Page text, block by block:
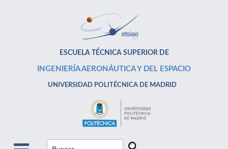
ESCUELA TÉCNICA SUPERIOR DE
INGENIERÍA AERONÁUTICA Y DEL ESPACIO
UNIVERSIDAD POLITÉCNICA DE MADRID